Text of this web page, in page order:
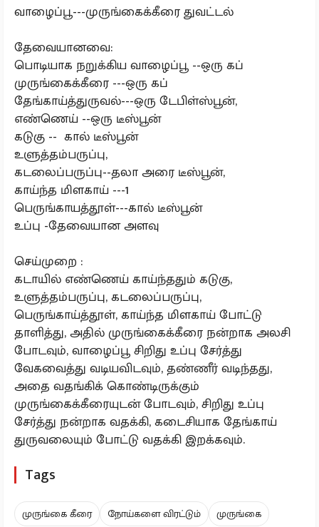
வாழைப்பூ---முருங்கைக்கீரை துவட்டல்
தேவையானவை:
பொடியாக நறுக்கிய வாழைப்பூ --ஒரு கப்
முருங்கைக்கீரை ---ஒரு கப்
தேங்காய்த்துருவல்---ஒரு டேபிள்ஸ்பூன்,
எண்ணெய் --ஒரு டீஸ்பூன்
கடுகு -- கால் டீஸ்பூன்
உளுத்தம்பருப்பு,
கடலைப்பருப்பு--தலா அரை டீஸ்பூன்,
காய்ந்த மிளகாய் ---1
பெருங்காயத்தூள்---கால் டீஸ்பூன்
உப்பு -தேவையான அளவு
செய்முறை :
கடாயில் எண்ணெய் காய்ந்ததும் கடுகு,
உளுத்தம்பருப்பு, கடலைப்பருப்பு,
பெருங்காய்த்தூள், காய்ந்த மிளகாய் போட்டு
தாளித்து, அதில் முருங்கைக்கீரை நன்றாக அலசி
போடவும், வாழைப்பூ சிறிது உப்பு சேர்த்து
வேகவைத்து வடியவிடவும், தண்ணீர் வடிந்தது,
அதை வதங்கிக் கொண்டிருக்கும்
முருங்கைக்கீரையுடன் போடவும், சிறிது உப்பு
சேர்த்து நன்றாக வதக்கி, கடைசியாக தேங்காய்
துருவலையும் போட்டு வதக்கி இறக்கவும்.
Tags
முருங்கை கீரை நோய்களை விரட்டும்
முருங்கை